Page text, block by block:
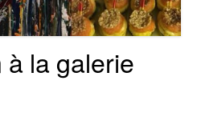
la galerie